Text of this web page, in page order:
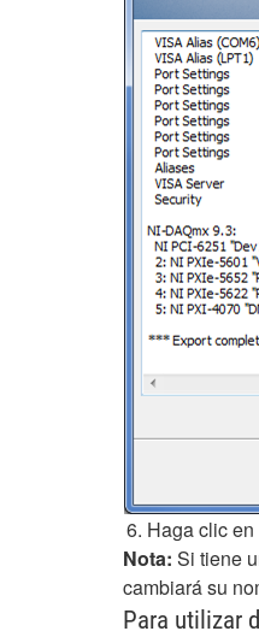
Haga clic en
Nota: Si tiene
cambiará su
Para utilizar